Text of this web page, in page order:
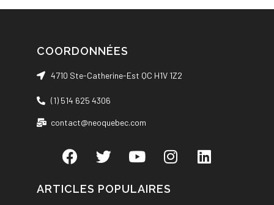
ARTICLES POPULAIRES
COORDONNÉES
4710 Ste-Catherine-Est QC H1V 1Z2
(1) 514 625 4306
contact@neoquebec.com